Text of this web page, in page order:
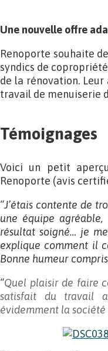
Une nouvelle offre
Renoporte souhaite
syndics de
de la rénovation.
travail de menuiserie
Témoignages
Voici un petit
Renoporte (avis
“J’étais contente de
une équipe
résultat soigné… je
explique comment il
Bonne humeur
“Quel plaisir de faire
satisfait du travail
évidemment la société